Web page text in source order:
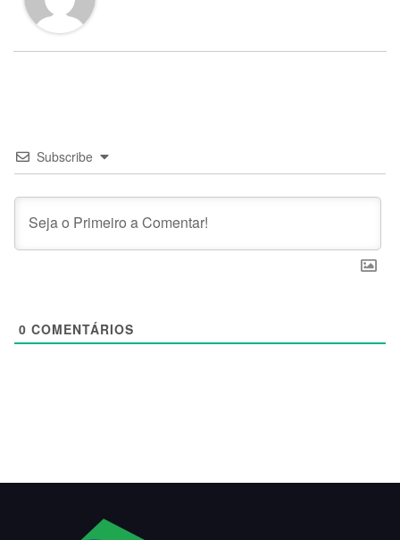
Subscribe
0 COMENTÁRIOS